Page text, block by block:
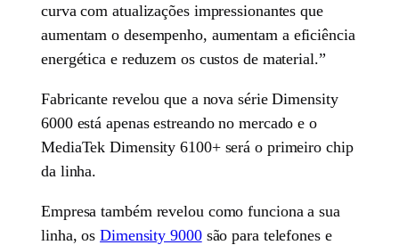
curva com atualizações impressionantes que
aumentam o desempenho, aumentam a eficiência
energética e reduzem os custos de material.”
Fabricante revelou que a nova série Dimensity
6000 está apenas estreando no mercado e o
MediaTek Dimensity 6100+ será o primeiro chip
da linha.
Empresa também revelou como funciona a sua
linha, osDimensity 9000são para telefones e